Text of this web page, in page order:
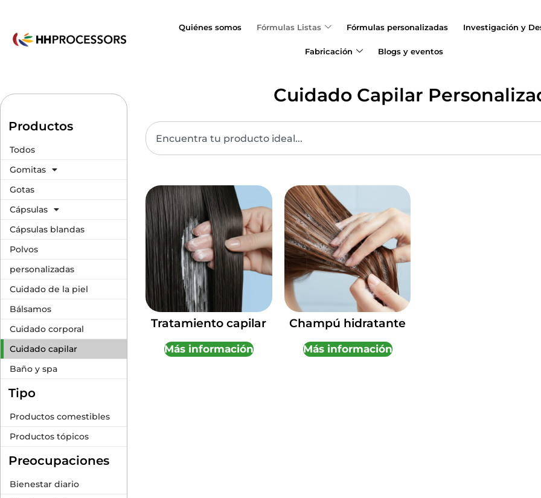
Quiénes somos Fórmulas Listas Fórmulas personalizadas Investigación y
Fabricación Blogs y eventos
Productos
Todos
Gomitas
Gotas
Cápsulas
Cápsulas blandas
Polvos
personalizadas
Cuidado de la piel
Bálsamos
Cuidado corporal
Cuidado capilar
Baño y spa
Tipo
Productos comestibles
Productos tópicos
Preocupaciones
Bienestar diario
Cuidado Capilar
Tratamiento capilar
Más información
Champú hidratante
Más información